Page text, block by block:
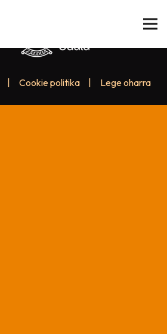
Cookie politika Lege oharra